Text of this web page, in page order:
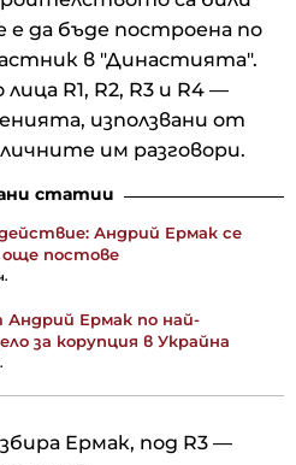
е да бъде построена по
в "Династията".
R1, R2, R3 и R4 —
използвани от
им разговори.
статии
Андрий Ермак се
постове
Андрий Ермак по най-
за корупция в Украйна
Ермак, под R3 —